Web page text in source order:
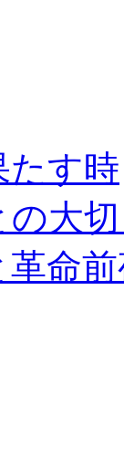
たす時
の大
革命